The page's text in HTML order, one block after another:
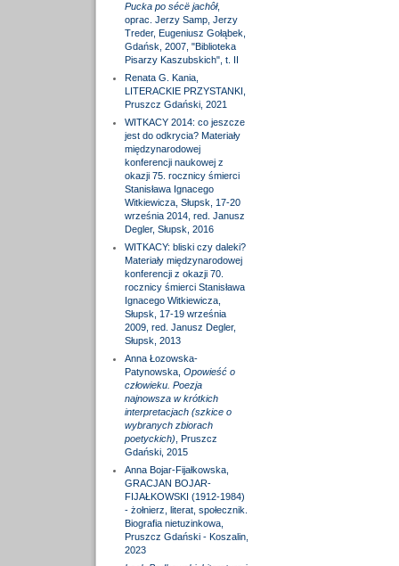
Pucka po sécë jachôł,
oprac. Jerzy Samp, Jerzy
Treder, Eugeniusz Gołąbek,
Gdańsk, 2007, "Biblioteka
Pisarzy Kaszubskich", t. II
Renata G. Kania,
LITERACKIE PRZYSTANKI,
Pruszcz Gdański, 2021
WITKACY 2014: co jeszcze
jest do odkrycia? Materiały
międzynarodowej
konferencji naukowej z
okazji 75. rocznicy śmierci
Stanisława Ignacego
Witkiewicza, Słupsk, 17-20
września 2014, red. Janusz
Degler, Słupsk, 2016
WITKACY: bliski czy daleki?
Materiały międzynarodowej
konferencji z okazji 70.
rocznicy śmierci Stanisława
Ignacego Witkiewicza,
Słupsk, 17-19 września
2009, red. Janusz Degler,
Słupsk, 2013
Anna Łozowska-
Patynowska, Opowieść o
człowieku. Poezja
najnowsza w krótkich
interpretacjach (szkice o
wybranych zbiorach
poetyckich) , Pruszcz
Gdański, 2015
Anna Bojar-Fijałkowska,
GRACJAN BOJAR-
FIJAŁKOWSKI (1912-1984)
- żołnierz, literat, społecznik.
Biografia nietuzinkowa,
Pruszcz Gdański - Koszalin,
2023